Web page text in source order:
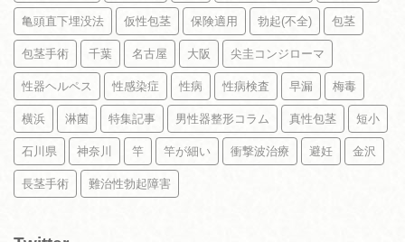
亀頭直下埋没法 仮性包茎 保険適用 勃起(不全) 包茎
包茎手術 千葉 名古屋 大阪 尖圭コンジローマ
性器ヘルペス 性感染症 性病 性病検査 早漏 梅毒
横浜 淋菌 特集記事 男性器整形コラム 真性包茎 短小
石川県 神奈川 竿 竿が細い 衝撃波治療 避妊 金沢
長茎手術 難治性勃起障害